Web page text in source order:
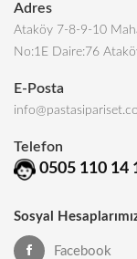
Adres
Ataköy 7-8-9-10
No:1E Daire:76
E-Posta
Telefon
0505 110 14
Sosyal
Facebook